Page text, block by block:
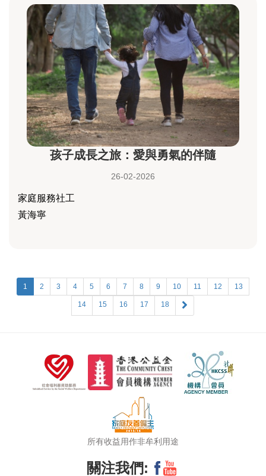
孩子成長之旅：愛與勇氣的伴隨
26-02-2026
家庭服務社工
黃海寧
1 2 3 4 5 6 7 8 9 10 11 12 13
14 15 16 17 18
所有收益用作非牟利用途
關注我們: